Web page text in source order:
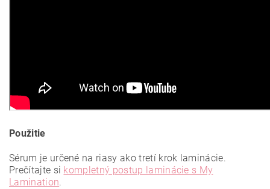
Použitie
Sérum je určené na riasy ako tretí krok laminácie.
Prečítajte si kompletný postup laminácie s My
Lamination.